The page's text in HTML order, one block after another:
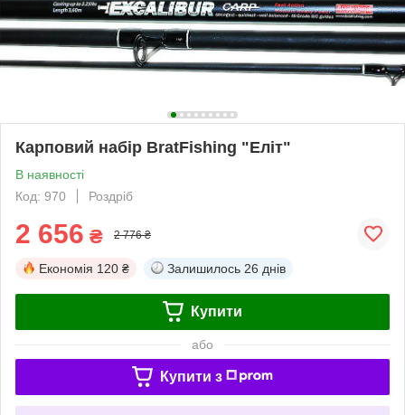
Карповий набір BratFishing "Еліт"
В наявності
Код: 970
Роздріб
2 656 ₴ 2 776 ₴
Економія 120 ₴ Залишилось 26 днів
Купити
або
Купити з